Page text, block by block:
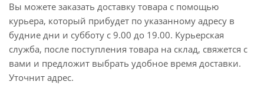
Вы можете заказать доставку товара с помощью
курьера, который прибудет по указанному адресу в
будние дни и субботу с 9.00 до 19.00. Курьерская
служба, после поступления товара на склад, свяжется с
вами и предложит выбрать удобное время доставки.
Уточнит адрес.